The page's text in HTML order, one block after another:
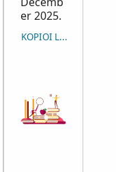
er 2025.
KOPIOI LAINAUS